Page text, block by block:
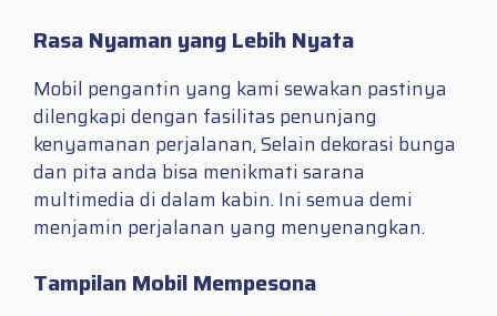
Rasa Nyaman yang Lebih Nyata
Mobil pengantin yang kami sewakan pastinya
dilengkapi dengan fasilitas penunjang
kenyamanan perjalanan, Selain dekorasi bunga
dan pita anda bisa menikmati sarana
multimedia di dalam kabin. Ini semua demi
menjamin perjalanan yang menyenangkan.
Tampilan Mobil Mempesona